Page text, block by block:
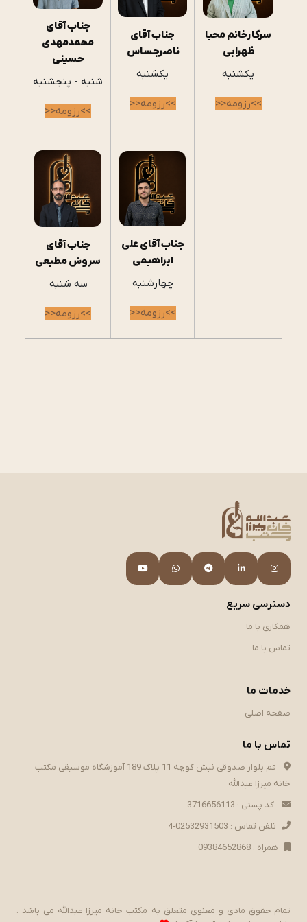
سرکارخانم محیا
ظهرابی
یکشنبه
>>رزومه<<
جناب آقای
ناصرجساس
یکشنبه
>>رزومه<<
جناب آقای
محمدمهدی
حسینی
شنبه - پنجشنبه
>>رزومه<<
جناب آقای علی
ابراهیمی
چهارشنبه
>>رزومه<<
جناب آقای
سروش مطیعی
سه شنبه
>>رزومه<<
دسترسی سریع
همکاری با ما
تماس با ما
خدمات ما
صفحه اصلی
تماس با ما
قم.بلوار صدوقی نبش کوچه 11 پلاک 189 آموزشگاه موسیقی مکتب
خانه میرزا عبدالله
کد پستی : 3716656113
تلفن تماس : 02532931503-4
همراه : 09384652868
تمام حقوق مادی و معنوی متعلق به مکتب خانه میرزا عبدالله می باشد .